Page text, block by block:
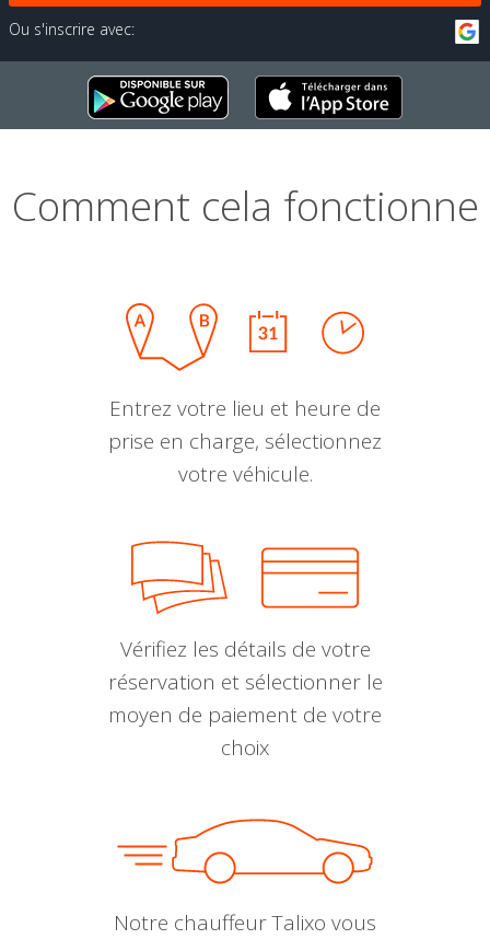
Ou s'inscrire avec:
Comment cela fonctionne
Entrez votre lieu et heure de
prise en charge, sélectionnez
votre véhicule.
Vérifiez les détails de votre
réservation et sélectionner le
moyen de paiement de votre
choix
Notre chauffeur Talixo vous